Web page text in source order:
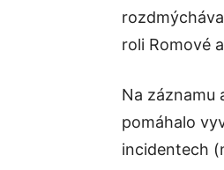
roli Romové
Na záznamu
pomáhalo
incidentech